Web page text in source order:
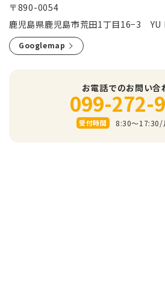
〒890-0054
鹿児島県鹿児島市荒田1丁目16−3 YU
Googlemap
お電話でのお問い合
099-272-
受付時間 8:30～17:30/